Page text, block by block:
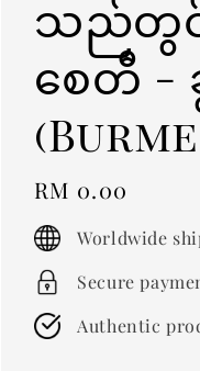
သည်တွ
စေတီ -
Regular
price
RM 0.00
Worldwide
Secure
Authentic